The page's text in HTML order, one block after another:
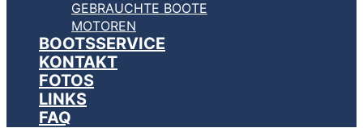
GEBRAUCHTE BOOTE
MOTOREN
BOOTSSERVICE
KONTAKT
FOTOS
LINKS
FAQ